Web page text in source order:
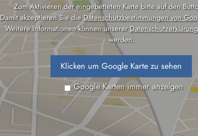
Zum Aktivieren der eingebetteten Karte bitte auf den
Damit akzeptieren Sie dieDatenschutzbestimmungen von
Weitere Informationen können unsererDatenschutzerklärung
werden.
Klicken um Google Karte zu sehen
Google Karten immer anzeigen